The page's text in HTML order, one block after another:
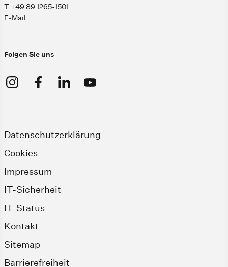
T +49 89 1265-1501
E-Mail
Folgen Sie uns
Datenschutzerklärung
Cookies
Impressum
IT-Sicherheit
IT-Status
Kontakt
Sitemap
Barrierefreiheit